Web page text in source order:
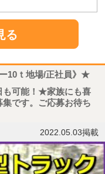
る
10ｔ地場/正社員》★
も可能！★家族にも喜
です。ご応募お待ち
2022.05.03掲載